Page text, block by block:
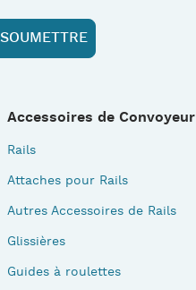
Accessoires de Convoyeur
Rails
Attaches pour Rails
Autres Accessoires de Rails
Glissières
Guides à roulettes